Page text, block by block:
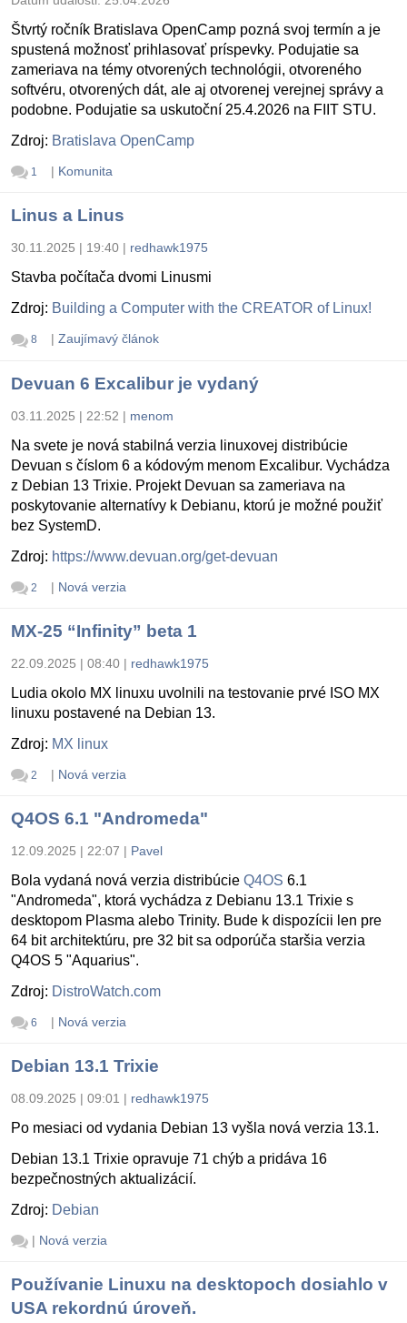
Štvrtý ročník Bratislava OpenCamp pozná svoj termín a je
spustená možnosť prihlasovať príspevky. Podujatie sa
zameriava na témy otvorených technológii, otvoreného
softvéru, otvorených dát, ale aj otvorenej verejnej správy a
podobne. Podujatie sa uskutoční 25.4.2026 na FIIT STU.
Zdroj: Bratislava OpenCamp
1 | Komunita
Linus a Linus
30.11.2025 | 19:40 | redhawk1975
Stavba počítača dvomi Linusmi
Zdroj: Building a Computer with the CREATOR of Linux!
8 | Zaujímavý článok
Devuan 6 Excalibur je vydaný
03.11.2025 | 22:52 | menom
Na svete je nová stabilná verzia linuxovej distribúcie
Devuan s číslom 6 a kódovým menom Excalibur. Vychádza
z Debian 13 Trixie. Projekt Devuan sa zameriava na
poskytovanie alternatívy k Debianu, ktorú je možné použiť
bez SystemD.
Zdroj: https://www.devuan.org/get-devuan
2 | Nová verzia
MX-25 “Infinity” beta 1
22.09.2025 | 08:40 | redhawk1975
Ludia okolo MX linuxu uvolnili na testovanie prvé ISO MX
linuxu postavené na Debian 13.
Zdroj: MX linux
2 | Nová verzia
Q4OS 6.1 "Andromeda"
12.09.2025 | 22:07 | Pavel
Bola vydaná nová verzia distribúcie Q4OS 6.1
"Andromeda", ktorá vychádza z Debianu 13.1 Trixie s
desktopom Plasma alebo Trinity. Bude k dispozícii len pre
64 bit architektúru, pre 32 bit sa odporúča staršia verzia
Q4OS 5 "Aquarius".
Zdroj: DistroWatch.com
6 | Nová verzia
Debian 13.1 Trixie
08.09.2025 | 09:01 | redhawk1975
Po mesiaci od vydania Debian 13 vyšla nová verzia 13.1.
Debian 13.1 Trixie opravuje 71 chýb a pridáva 16
bezpečnostných aktualizácií.
Zdroj: Debian
| Nová verzia
Používanie Linuxu na desktopoch dosiahlo v
USA rekordnú úroveň.